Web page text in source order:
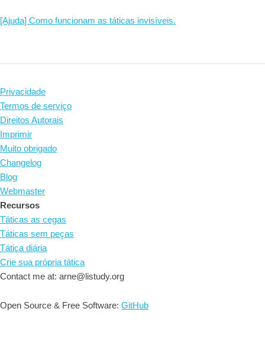
[Ajuda] Como funcionam as táticas invisíveis.
Privacidade
Termos de serviço
Direitos Autorais
Imprimir
Muito obrigado
Changelog
Blog
Webmaster
Recursos
Táticas as cegas
Táticas sem peças
Tática diária
Crie sua própria tática
Contact me at: arne@listudy.org
Open Source & Free Software: GitHub